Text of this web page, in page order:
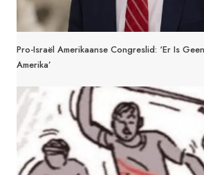
Pro-Israël Amerikaanse Congreslid: ‘Er Is
Amerika’